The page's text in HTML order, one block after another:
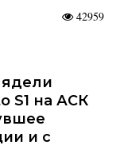
42959
S1 на АСК
и с